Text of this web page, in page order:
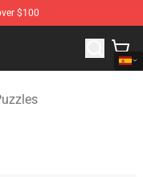
$100
Shop